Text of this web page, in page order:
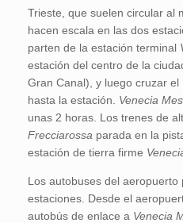
Trieste, que suelen circular al
hacen escala en las dos
parten de la estación terminal
estación del centro de la
Gran Canal), y luego cruzar
hasta la estación. Venecia
unas 2 horas. Los trenes de
Frecciarossa parada en la
estación de tierra firme
Los autobuses del
estaciones. Desde el
autobús de enlace a Venecia